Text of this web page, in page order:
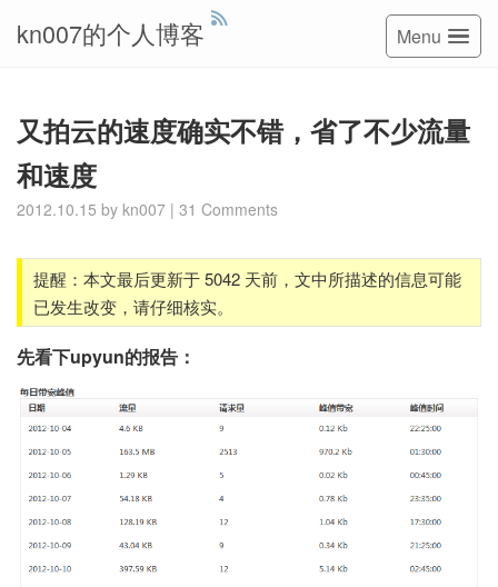
kn007的个人博客 Menu
又拍云的速度确实不错，省了不少流量
和速度
2012.10.15 by kn007 | 31 Comments
提醒：本文最后更新于 5042 天前，文中所描述的信息可能
已发生改变，请仔细核实。
先看下upyun的报告：